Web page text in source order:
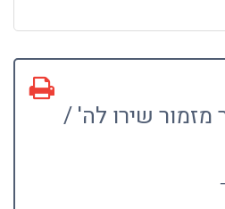
מזמור שירו לה' /